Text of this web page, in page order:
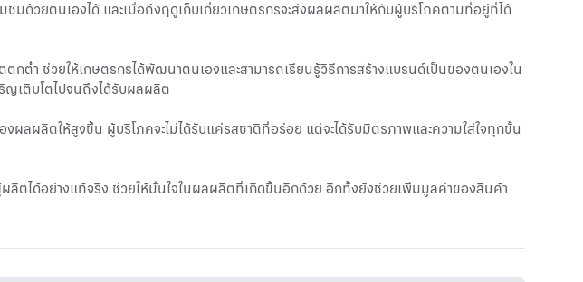
มด้วยตนเองได้ และเมื่อถึงฤดูเก็บเกี่ยวเกษตรกรจะส่งผลผลิตมาให้กับผู้บริโภคตามที่อยู่ที่ได้
กต่ำ ช่วยให้เกษตรกรได้พัฒนาตนเองและสามารถเรียนรู้วิธีการสร้างแบรนด์เป็นของตนเองใน
ญเติบโตไปจนถึงได้รับผลผลิต
ผลผลิตให้สูงขึ้น ผู้บริโภคจะไม่ได้รับแค่รสชาติที่อร่อย แต่จะได้รับมิตรภาพและความใส่ใจทุกขั้น
ตได้อย่างแท้จริง ช่วยให้มั่นใจในผลผลิตที่เกิดขึ้นอีกด้วย อีกทั้งยังช่วยเพิ่มมูลค่าของสินค้า